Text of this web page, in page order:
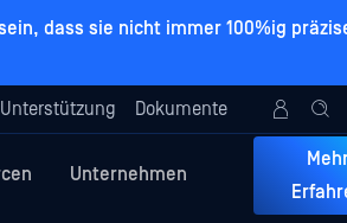
dass sie nicht immer 100%ig
Unterstützung Dokumente
Unternehmen